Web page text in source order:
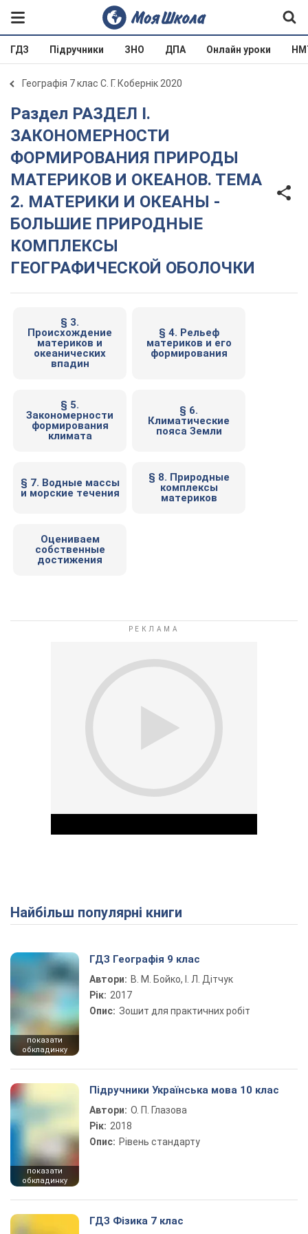
ГДЗ Підручники ЗНО ДПА Онлайн уроки
Географія 7 клас С. Г. Кобернік 2020
Раздел РАЗДЕЛ I.
ЗАКОНОМЕРНОСТИ
ФОРМИРОВАНИЯ ПРИРОДЫ
МАТЕРИКОВ И ОКЕАНОВ. ТЕМА
2. МАТЕРИКИ И ОКЕАНЫ -
БОЛЬШИЕ ПРИРОДНЫЕ
КОМПЛЕКСЫ
ГЕОГРАФИЧЕСКОЙ ОБОЛОЧКИ
§ 3.
Происхождение
материков и
океанических
впадин
§ 4. Рельеф
материков и его
формирования
§ 5.
Закономерности
формирования
климата
§ 6.
Климатические
пояса Земли
§ 7. Водные массы
и морские течения
§ 8. Природные
комплексы
материков
Оцениваем
собственные
достижения
Play Video
Найбільш популярні книги
показати
обкладинку
ГДЗ Географія 9 клас
Автори: В. М. Бойко, І. Л. Дітчук
Рік: 2017
Опис: Зошит для практичних робіт
показати
обкладинку
Підручники Українська мова 10 клас
Автори: О. П. Глазова
Рік: 2018
Опис: Рівень стандарту
ГДЗ Фізика 7 клас